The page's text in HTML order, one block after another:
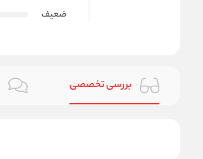
ضعیف
بررسی تخصصی